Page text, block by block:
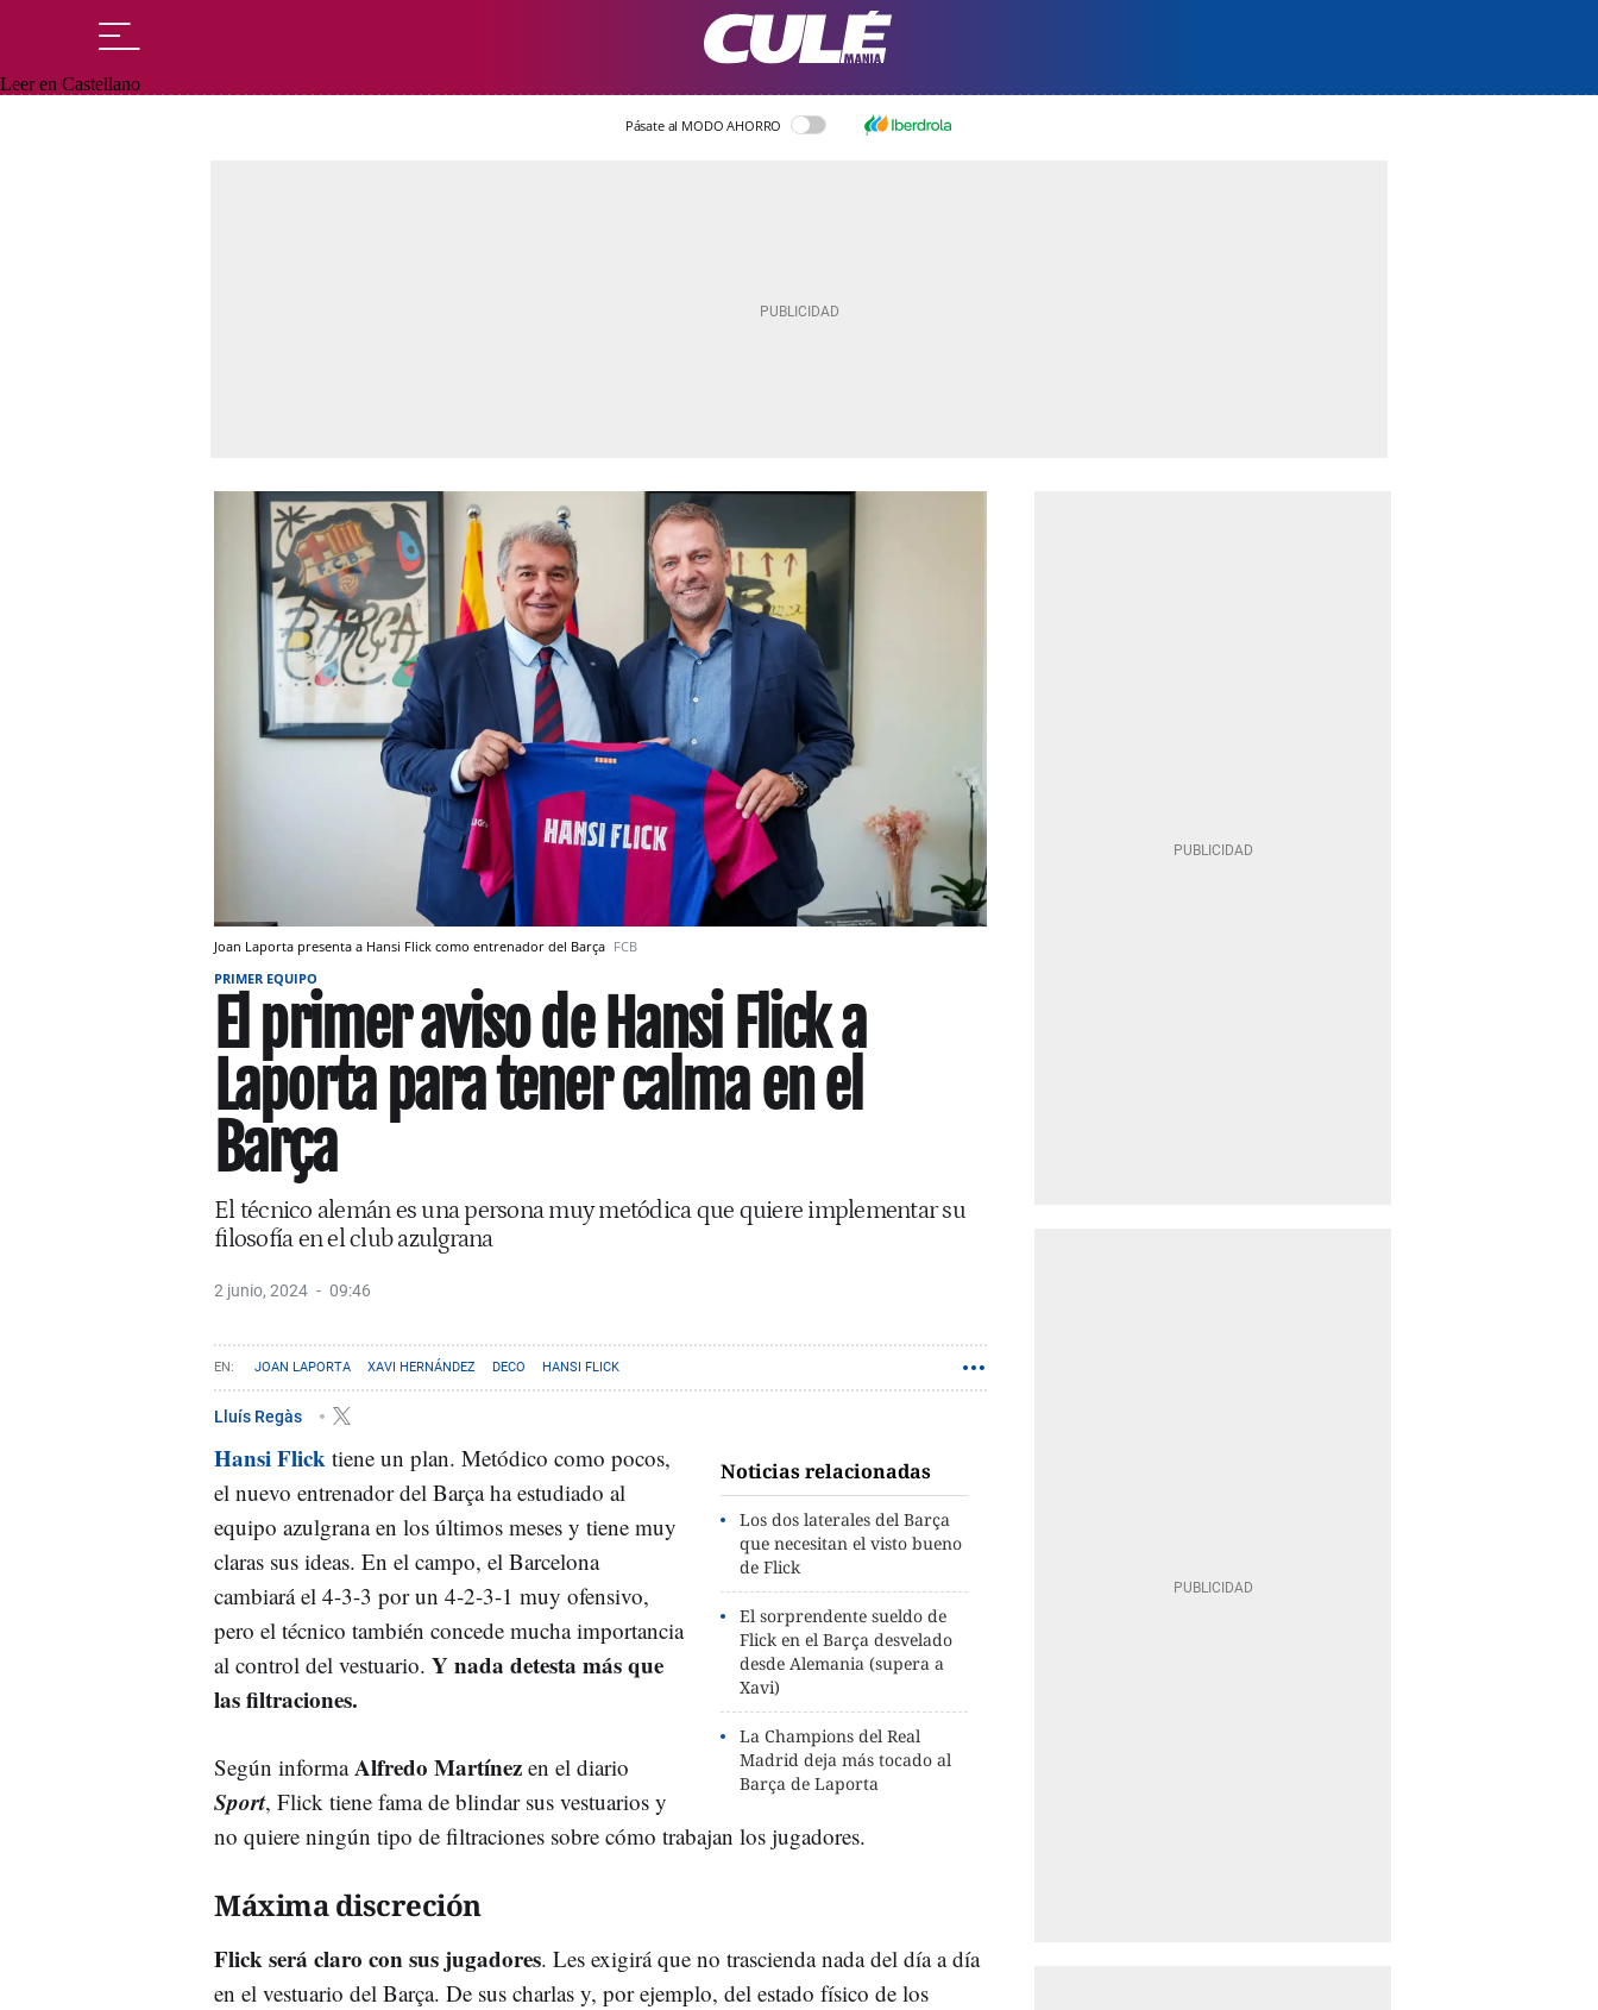
Leer en Castellano
Pásate al MODO AHORRO
Joan Laporta presenta a Hansi Flick como entrenador del Barça FCB
PRIMER EQUIPO
El primer aviso de Hansi Flick a
Laporta para tener calma en el
Barça
El técnico alemán es una persona muy metódica que quiere implementar su
filosofía en el club azulgrana
2 junio, 2024 09:46
JOAN LAPORTA XAVI HERNÁNDEZ DECO HANSI FLICK
Lluís Regàs
Noticias relacionadas
Los dos laterales del Barça
que necesitan el visto bueno
de Flick
El sorprendente sueldo de
Flick en el Barça desvelado
desde Alemania (supera a
Xavi)
La Champions del Real
Madrid deja más tocado al
Barça de Laporta
Hansi Flick tiene un plan. Metódico como pocos,
el nuevo entrenador del Barça ha estudiado al
equipo azulgrana en los últimos meses y tiene muy
claras sus ideas. En el campo, el Barcelona
cambiará el 4-3-3 por un 4-2-3-1 muy ofensivo,
pero el técnico también concede mucha importancia
al control del vestuario. Y nada detesta más que
las filtraciones.
Según informaAlfredo Martínez en el diario
Sport, Flick tiene fama de blindar sus vestuarios y
no quiere ningún tipo de filtraciones sobre cómo trabajan los jugadores.
Máxima discreción
Flick será claro con sus jugadores. Les exigirá que no trascienda nada del día a día
en el vestuario del Barça. De sus charlas y, por ejemplo, del estado físico de los